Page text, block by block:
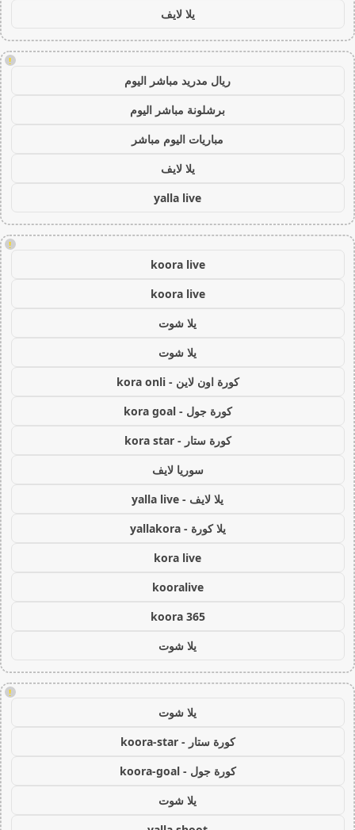
يلا لايف
!
ريال مدريد مباشر اليوم
برشلونة مباشر اليوم
مباريات اليوم مباشر
يلا لايف
yalla live
!
koora live
koora live
يلا شوت
يلا شوت
كورة اون لاين - kora onli
كورة جول - kora goal
كورة ستار - kora star
سوريا لايف
يلا لايف - yalla live
يلا كورة - yallakora
kora live
kooralive
koora 365
يلا شوت
!
يلا شوت
كورة ستار - koora-star
كورة جول - koora-goal
يلا شوت